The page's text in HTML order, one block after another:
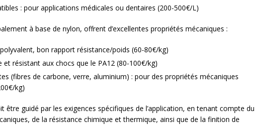
: pour applications médicales ou dentaires (200-500€/L)
à base de nylon, offrent d’excellentes propriétés mécaniques :
bon rapport résistance/poids (60-80€/kg)
et résistant aux chocs que le PA12 (80-100€/kg)
(fibres de carbone, verre, aluminium) : pour des propriétés mécaniques
kg)
être guidé par les exigences spécifiques de l’application, en tenant compte du
de la résistance chimique et thermique, ainsi que de la finition de